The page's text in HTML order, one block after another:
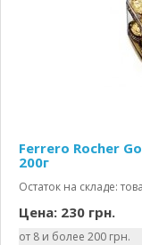
Ferrero Rocher
200г
Остаток на складе:
Цена: 230 грн.
от 8 и более 200 грн.